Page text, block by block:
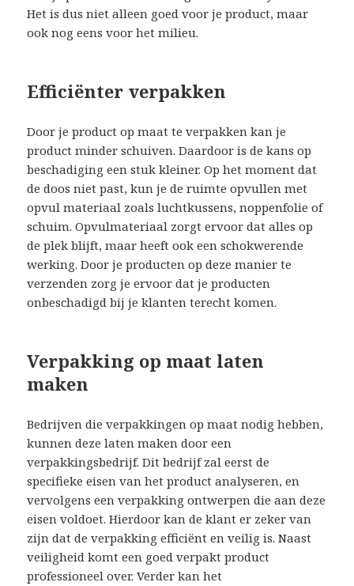
Het is dus niet alleen goed voor je product, maar
ook nog eens voor het milieu.
Efficiënter verpakken
Door je product op maat te verpakken kan je
product minder schuiven. Daardoor is de kans op
beschadiging een stuk kleiner. Op het moment dat
de doos niet past, kun je de ruimte opvullen met
opvul materiaal zoals luchtkussens, noppenfolie of
schuim. Opvulmateriaal zorgt ervoor dat alles op
de plek blijft, maar heeft ook een schokwerende
werking. Door je producten op deze manier te
verzenden zorg je ervoor dat je producten
onbeschadigd bij je klanten terecht komen.
Verpakking op maat laten
maken
Bedrijven die verpakkingen op maat nodig hebben,
kunnen deze laten maken door een
verpakkingsbedrijf. Dit bedrijf zal eerst de
specifieke eisen van het product analyseren, en
vervolgens een verpakking ontwerpen die aan deze
eisen voldoet. Hierdoor kan de klant er zeker van
zijn dat de verpakking efficiënt en veilig is. Naast
veiligheid komt een goed verpakt product
professioneel over. Verder kan het